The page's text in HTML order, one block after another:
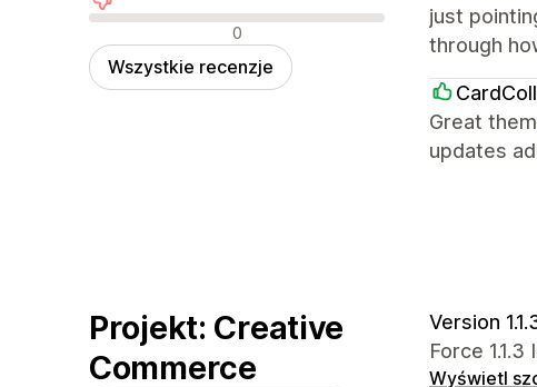
Negatywne recenzje
0
Wszystkie recenzje
just
through
Great
updates
Projekt: Creative
Commerce
Version
Force
Wyświetl